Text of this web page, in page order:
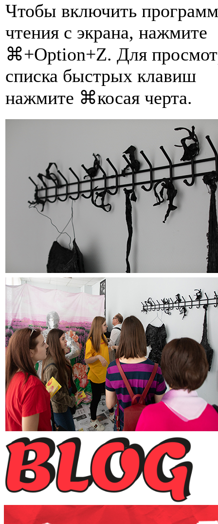
Чтобы включить
чтения с экрана, нажмите
⌘+Option+Z. Для
списка быстрых клавиш
нажмите ⌘косая черта.